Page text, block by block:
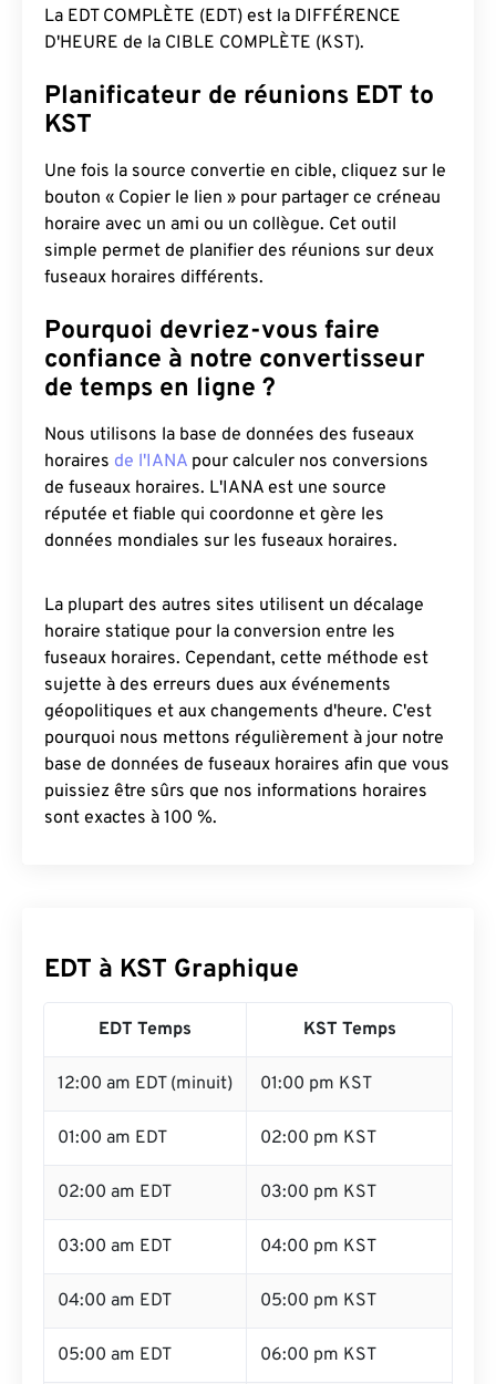
La EDT COMPLÈTE (EDT) est la DIFFÉRENCE
D'HEURE de la CIBLE COMPLÈTE (KST).
Planificateur de réunions EDT to
KST
Une fois la source convertie en cible, cliquez sur le
bouton « Copier le lien » pour partager ce créneau
horaire avec un ami ou un collègue. Cet outil
simple permet de planifier des réunions sur deux
fuseaux horaires différents.
Pourquoi devriez-vous faire
confiance à notre convertisseur
de temps en ligne ?
Nous utilisons la base de données des fuseaux
horaires de l'IANA pour calculer nos conversions
de fuseaux horaires. L'IANA est une source
réputée et fiable qui coordonne et gère les
données mondiales sur les fuseaux horaires.
La plupart des autres sites utilisent un décalage
horaire statique pour la conversion entre les
fuseaux horaires. Cependant, cette méthode est
sujette à des erreurs dues aux événements
géopolitiques et aux changements d'heure. C'est
pourquoi nous mettons régulièrement à jour notre
base de données de fuseaux horaires afin que vous
puissiez être sûrs que nos informations horaires
sont exactes à 100 %.
EDT à KST Graphique
EDT Temps KST Temps
12:00 am EDT (minuit) 01:00 pm KST
01:00 am EDT 02:00 pm KST
02:00 am EDT 03:00 pm KST
03:00 am EDT 04:00 pm KST
04:00 am EDT 05:00 pm KST
05:00 am EDT 06:00 pm KST